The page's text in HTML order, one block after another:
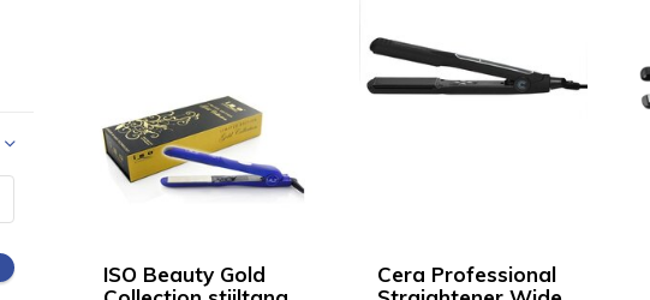
ISO Beauty Gold
Cera Professional